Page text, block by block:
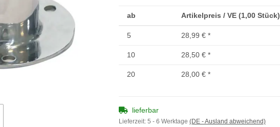
ab Artikelpreis / VE (1,00 Stück)
5 28,99 € *
10 28,50 € *
20 28,00 € *
lieferbar
Lieferzeit: 5 - 6 Werktage (DE - Ausland abweichend)